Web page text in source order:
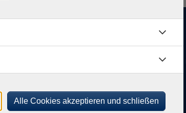
Tübinger Str. 40 | 71083 Herrenberg
anmeldung@vhs.herrenberg.de
Alle Cookies akzeptieren und schließen